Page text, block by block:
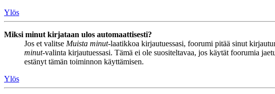
Ylös
Miksi minut kirjataan ulos automaattisesti?
Jos et valitse Muista minut-laatikkoa kirjautuessasi, foorumi pitää sinut
minut-valinta kirjautuessasi. Tämä ei ole suositeltavaa, jos käytät foorumia
estänyt tämän toiminnon käyttämisen.
Ylös